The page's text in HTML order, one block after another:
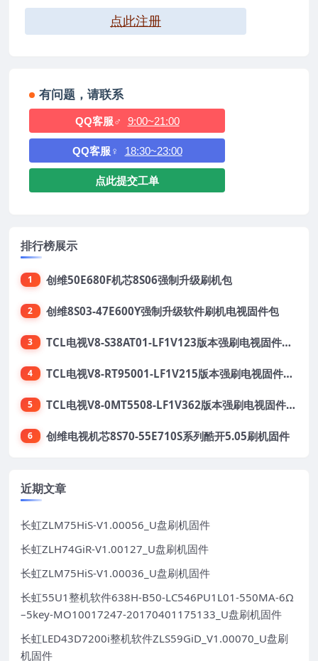
点此注册
有问题，请联系
QQ客服♂ 9:00~21:00
QQ客服♀ 18:30~23:00
点此提交工单
排行榜展示
1 创维50E680F机芯8S06强制升级刷机包
2 创维8S03-47E600Y强制升级软件刷机电视固件包
3 TCL电视V8-S38AT01-LF1V123版本强刷电视固件包下载
4 TCL电视V8-RT95001-LF1V215版本强刷电视固件包下载
5 TCL电视V8-0MT5508-LF1V362版本强刷电视固件包下载
6 创维电视机芯8S70-55E710S系列酷开5.05刷机固件
近期文章
长虹ZLM75HiS-V1.00056_U盘刷机固件
长虹ZLH74GiR-V1.00127_U盘刷机固件
长虹ZLM75HiS-V1.00036_U盘刷机固件
长虹55U1整机软件638H-B50-LC546PU1L01-550MA-6Ω
–5key-MO10017247-20170401175133_U盘刷机固件
长虹LED43D7200i整机软件ZLS59GiD_V1.00070_U盘刷
机固件